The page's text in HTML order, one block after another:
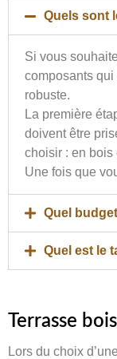
Quels sont
Si vous
composants
robuste.
La première
doivent être
choisir : en
Une fois que
Quel
Quel est le
Terrasse
Lors du choix